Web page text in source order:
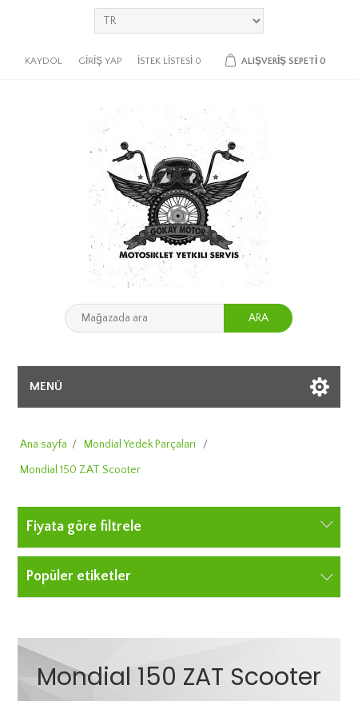
KAYDOL GIRIŞ YAP İSTEK LISTESI 0 ALIŞVERIŞ SEPETI 0
ARA
MENÜ
Ana sayfa / Mondial Yedek Parçaları
/
Mondial 150 ZAT Scooter
Fiyata göre filtrele
Popüler etiketler
Mondial 150 ZAT Scooter